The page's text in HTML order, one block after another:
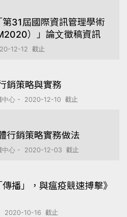
第31屆國際資訊管理學術
）」論文徵稿資訊
12-12 截止
銷策略與實務
中心 - 2020-12-10 截止
行銷策略實務做法
中心 - 2020-12-03 截止
傳播」，與瘟疫競速搏擊》
2020-10-16 截止